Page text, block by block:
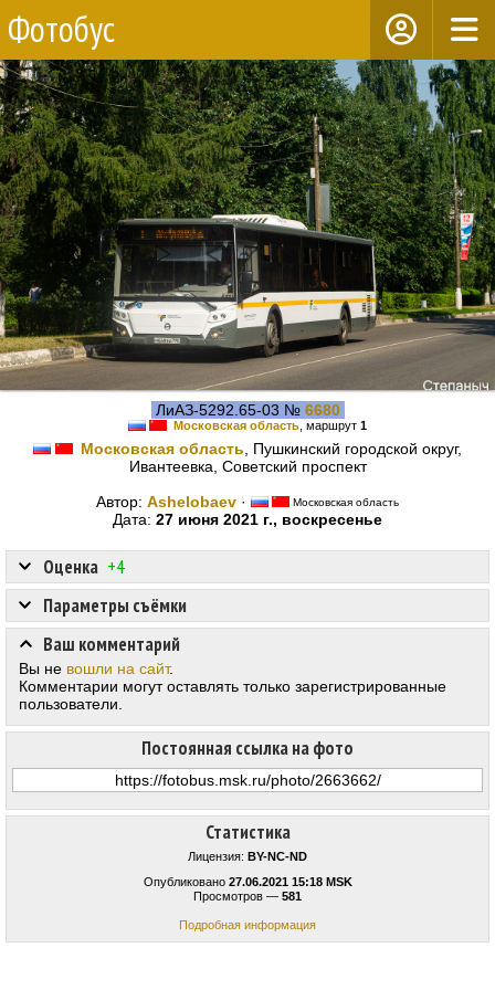
Фотобус
ЛиАЗ-5292.65-03 № 6680
Московская область , маршрут 1
Московская область , Пушкинский городской округ,
Ивантеевка, Советский проспект
Автор: Ashelobaev · Московская область
Дата: 27 июня 2021 г., воскресенье
Статистика
Лицензия: BY-NC-ND
Опубликовано 27.06.2021 15:18 MSK
Просмотров — 581
Подробная информация
Оценка +4
Постоянная ссылка на фото
Параметры съёмки
Ваш комментарий
Вы не вошли на сайт.
Комментарии могут оставлять только зарегистрированные
пользователи.